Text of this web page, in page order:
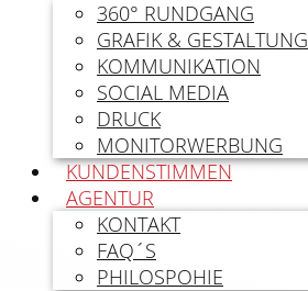
360° RUNDGANG
GRAFIK & GESTALTUNG
KOMMUNIKATION
SOCIAL MEDIA
DRUCK
MONITORWERBUNG
KUNDENSTIMMEN
AGENTUR
KONTAKT
FAQ´S
PHILOSPOHIE